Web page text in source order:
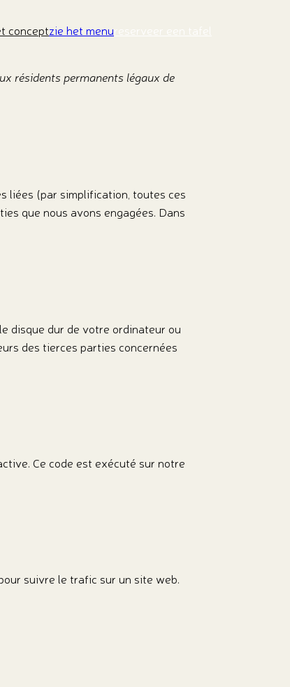
conceptzie het menu
résidents permanents légaux de
liées (par simplification, toutes ces
que nous avons engagées. Dans
disque dur de votre ordinateur ou
des tierces parties concernées
Ce code est exécuté sur notre
suivre le trafic sur un site web.